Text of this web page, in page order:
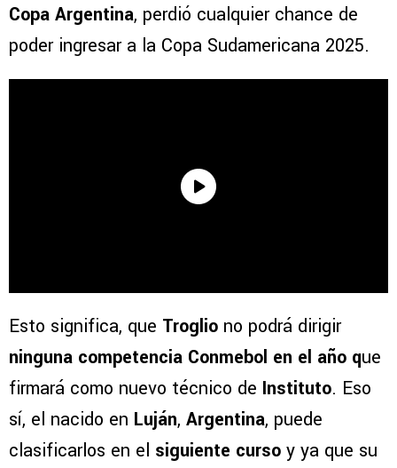
Copa Argentina, perdió cualquier chance de
poder ingresar a la Copa Sudamericana 2025.
Esto significa, que Troglio no podrá dirigir
ninguna competencia Conmebol en el año que
firmará como nuevo técnico de Instituto. Eso
sí, el nacido en Luján, Argentina, puede
clasificarlos en el siguiente curso y ya que su